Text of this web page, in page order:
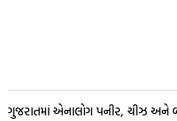
ગુજરાતમાં એનાલોગ પનીર, ચીઝ અને